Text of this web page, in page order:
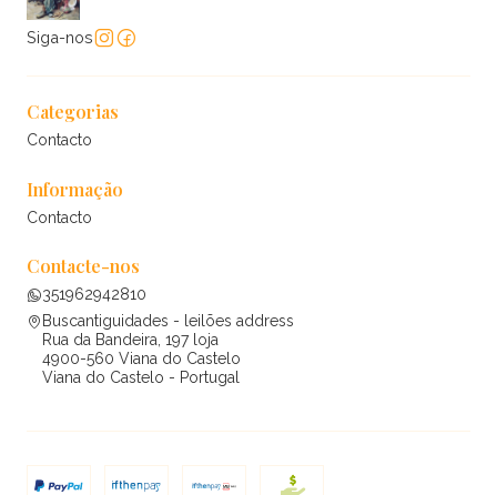
Siga-nos
Categorias
Contacto
Informação
Contacto
Contacte-nos
351962942810
Buscantiguidades - leilões address
Rua da Bandeira, 197 loja
4900-560 Viana do Castelo
Viana do Castelo - Portugal